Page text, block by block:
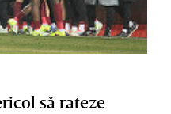
să rateze